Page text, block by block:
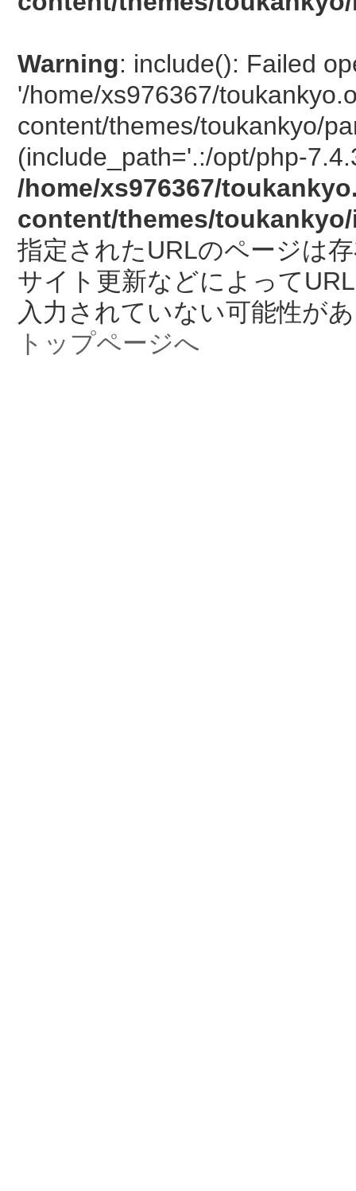
Warning: include(): Failed
'/home/xs976367/
content/themes/toukankyo/
(include_path='.:/opt/php-
/home/xs976367/
content/themes/
指定されたURLのページは
サイト更新などによって
入力されていない可能性が
トップページへ